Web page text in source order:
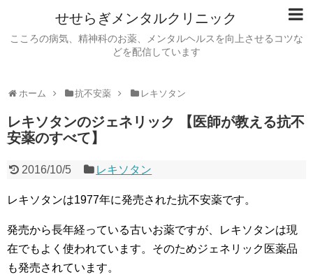
せせらぎメンタルクリニック
こころの病気、精神科のお薬、メンタルヘルスを向上させるコツな
どを配信しています
ホーム 抗不安薬 レキソタン
レキソタンのジェネリック 【医師が教える抗不
安薬のすべて】
2016/10/5 レキソタン
レキソタンは1977年に発売された抗不安薬です。
発売から長年経っている古いお薬ですが、レキソタンは現
在でもよく使われています。そのためジェネリック医薬品
も発売されています。